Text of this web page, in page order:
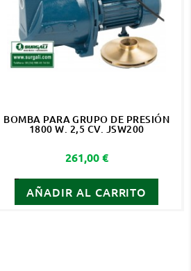
BOMBA PARA GRUPO DE PRESIÓN
1800 W. 2,5 CV. JSW200
Precio
261,00 €
AÑADIR AL CARRITO